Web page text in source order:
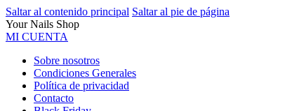
Saltar al contenido principal Saltar al pie de página
Your Nails Shop
MI CUENTA
Sobre nosotros
Condiciones Generales
Política de privacidad
Contacto